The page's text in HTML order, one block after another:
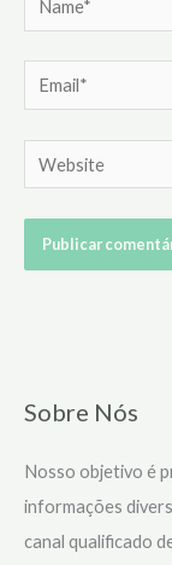
Email*
Website
Sobre Nós
Nosso objetivo é
informações
canal qualificado